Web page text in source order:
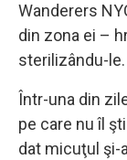
Wanderers
din zona ei –
sterilizându-le.
Într-una din
pe care nu îl
dat micuţul şi-